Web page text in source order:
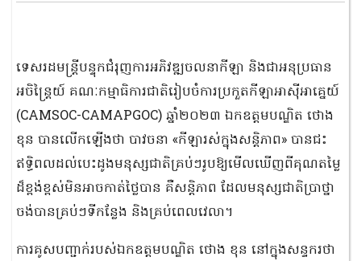
ទេសរដមន្ត្រីបន្ទុកជំរុញការអភិវឌ្ឍចលនាកីឡា និងជាអនុប្រធាន
អចិន្ត្រៃយ៍ គណៈកម្មាធិការជាតិរៀបចំការប្រកួតកីឡាអាស៊ីអាគ្នេយ៍
(CAMSOC-CAMAPGOC) ឆ្នាំ២០២៣ ឯកឧត្តមបណ្ឌិត ថោង
ខុន បានលើកឡើងថា បាវចនា «កីឡារស់ក្នុងសន្តិភាព» បានជះ
ឥទ្ធិពលដល់បេះដូងមនុស្សជាតិគ្រប់ៗរូបឱ្យមើលឃើញពីគុណតម្លៃ
ដ៏ខ្ពង់ខ្ពស់មិនអាចកាត់ថ្លៃបាន គឺសន្តិភាព ដែលមនុស្សជាតិប្រាថ្នា
ចង់បានគ្រប់ៗទីកន្លែង និងគ្រប់ពេលវេលា។
ការគូសបញ្ជាក់របស់ឯកឧត្តមបណ្ឌិត ថោង ខុន នៅក្នុងសន្ទករថា